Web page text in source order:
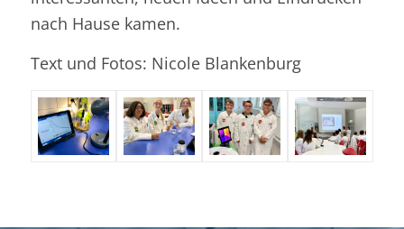
nach Hause kamen.
Text und Fotos: Nicole Blankenburg